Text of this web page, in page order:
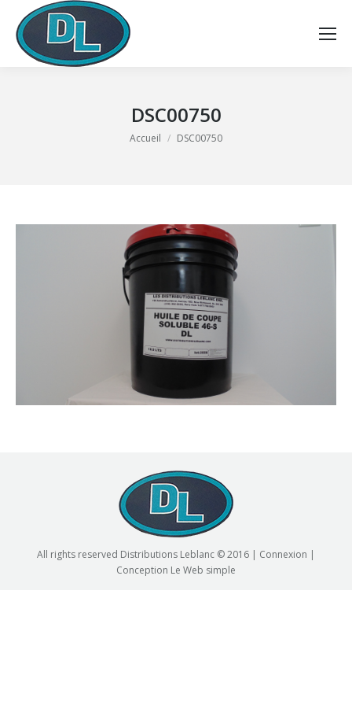
DSC00750
Accueil DSC00750
All rights reserved Distributions Leblanc © 2016 | Connexion |
Conception Le Web simple